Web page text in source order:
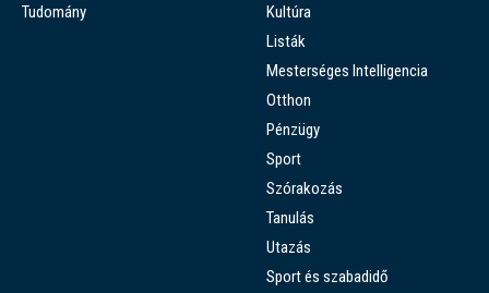
Tudomány
Kultúra
Listák
Mesterséges Intelligencia
Otthon
Pénzügy
Sport
Szórakozás
Tanulás
Utazás
Sport és szabadidő